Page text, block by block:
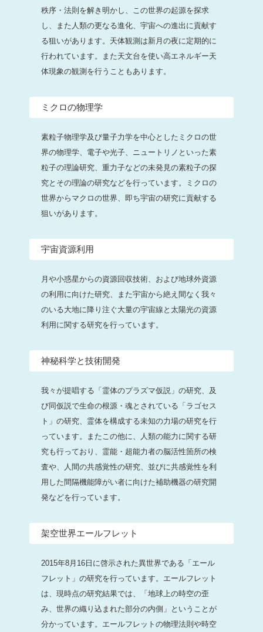
秩序・法則を解き明かし、この世界の起源を探求
し、また人類の更なる進化、宇宙への進出に貢献す
る狙いがあります。天体観測は新月の夜に定期的に
行われています。また天文台を使い高エネルギー天
体現象の観測を行うこともあります。
ミクロの物理学
素粒子物理学及び量子力学を中心としたミクロの世
界の物理学、電子や光子、ニュートリノといった素
粒子の理論研究、重力子などの未発見の素粒子の探
究とその理論の研究などを行っています。ミクロの
世界からマクロの世界、即ち宇宙の研究に貢献する
狙いがあります。
宇宙資源利用
月や小惑星からの資源回収技術、および地球外資源
の利用に向けた研究、また宇宙から絶え間なく我々
のいる大地に降り注ぐ大量の宇宙線と太陽光の資源
利用に関する研究を行っています。
神秘科学と技術開発
我々が提唱する「霊体のプラズマ仮説」の研究、及
び同仮説で生命の根源・魂とされている「ラゴセス
ト」の研究、霊体を構成する未知の力場の研究を行
っています。またこの他に、人類の能力に関する研
究も行っており、霊能・超能力者の脳活性箇所の検
査や、人間の共感覚性の研究、並びに共感覚性を利
用した間隔機能障がい者に向けた補助機器の研究開
発などを行っています。
架空世界エールフレット
2015年8月16日に啓示された異世界である「エール
フレット」の研究を行っています。エールフレット
は、現時点の研究結果では、「地球上の時空の歪
み、世界の織り込まれた部分の内側」ということが
分かっています。エールフレットの物理法則や時空